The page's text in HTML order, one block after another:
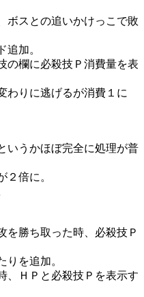
ボスとの追いかけっこで敗
追加。
の欄に必殺技Ｐ消費量を表
わりに逃げるが消費１に
いうかほぼ完全に処理が普
２倍に。
を勝ち取った時、必殺技Ｐ
りを追加。
、ＨＰと必殺技Ｐを表示す